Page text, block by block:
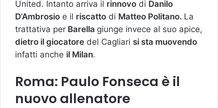
United. Intanto arriva il rinnovo di Danilo
D’Ambrosio e il riscatto di Matteo Politano. La
trattativa per Barella giunge invece al suo apice,
dietro il giocatore del Cagliari si sta muovendo
infatti anche il Milan.
Roma: Paulo Fonseca è il
nuovo allenatore